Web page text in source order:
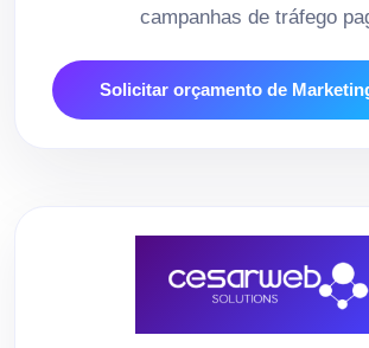
campanhas de tráfego
Solicitar orçamento de